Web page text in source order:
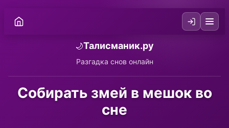
🌙Талисманик.ру
Разгадка снов онлайн
Собирать змей в мешок во
сне